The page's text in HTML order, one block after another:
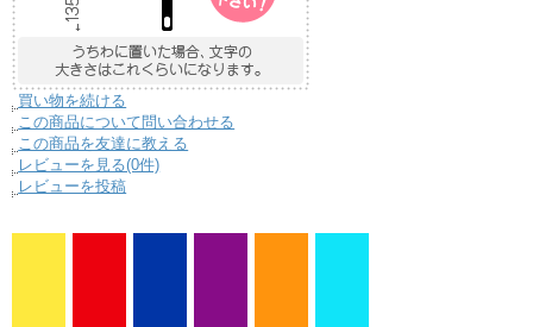
買い物を続ける
この商品について問い合わせる
この商品を友達に教える
レビューを見る(0件)
レビューを投稿